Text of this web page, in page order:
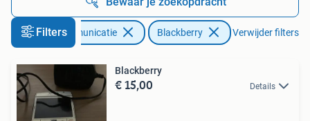
Filters
Telecommunicatie Blackberry Verwijder filters
Blackberry
€ 15,00 Details